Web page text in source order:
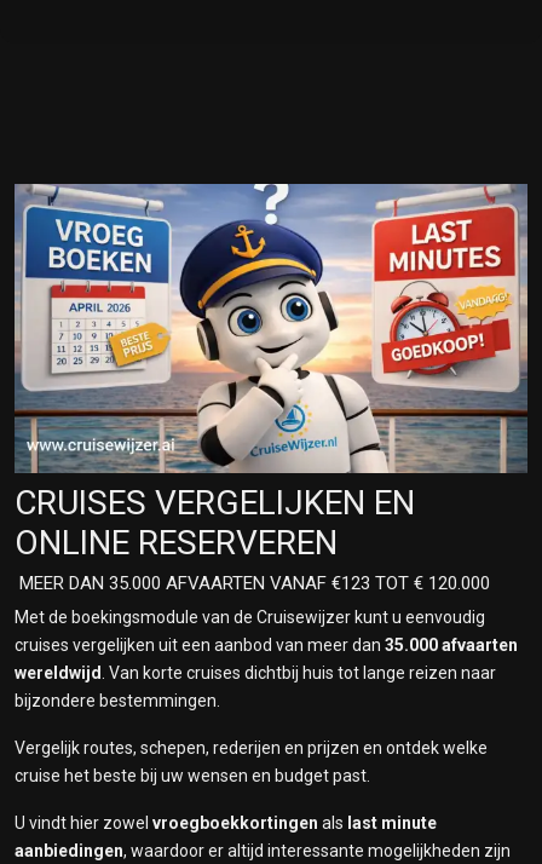
CRUISES VERGELIJKEN EN
ONLINE RESERVEREN
MEER DAN 35.000 AFVAARTEN VANAF €123 TOT € 120.000
Met de boekingsmodule van de Cruisewijzer kunt u eenvoudig
cruises vergelijken uit een aanbod van meer dan 35.000 afvaarten
wereldwijd . Van korte cruises dichtbij huis tot lange reizen naar
bijzondere bestemmingen.
Vergelijk routes, schepen, rederijen en prijzen en ontdek welke
cruise het beste bij uw wensen en budget past.
U vindt hier zowel vroegboekkortingen als last minute
aanbiedingen, waardoor er altijd interessante mogelijkheden zijn